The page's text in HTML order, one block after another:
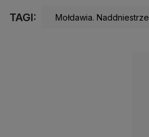
TAGI: Mołdawia. Naddniestrze